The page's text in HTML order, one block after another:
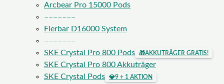
Arcbear Pro 15000 Pods
–––––––
Flerbar D16000 System
–––––––
SKE Crystal Pro 800 Pods
🎁AKKUTRÄGER GRATIS!
SKE Crystal Pro 800 Akkuträger
SKE Crystal Pods
💎9 + 1 AKTION